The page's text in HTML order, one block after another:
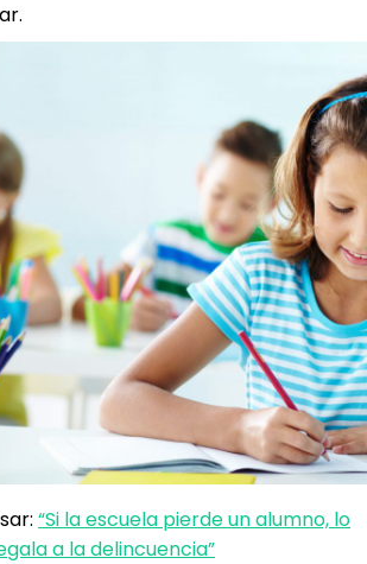
“Si la escuela pierde un alumno, lo
a la delincuencia”